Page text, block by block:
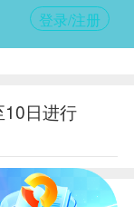
登录/注册
日进行